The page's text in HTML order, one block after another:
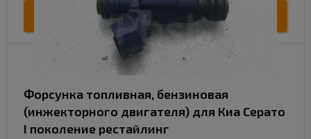
Купить
Форсунка топливная, бензиновая
(инжекторного двигателя) для Киа Серато
I поколение рестайлинг